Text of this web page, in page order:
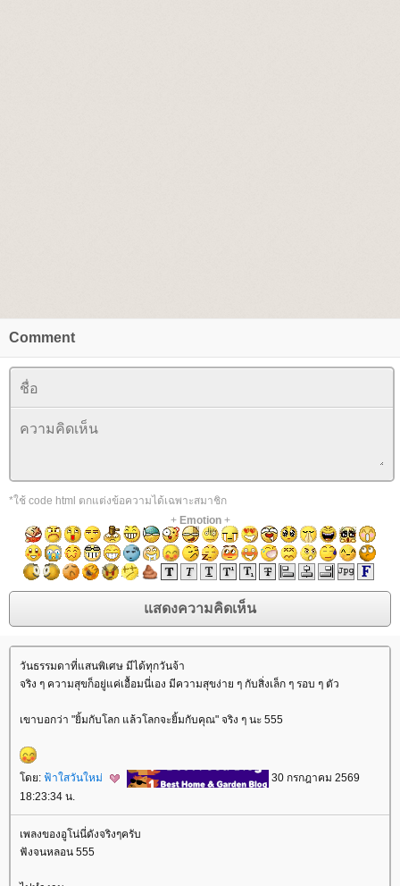
Comment
*ใช้ code html ตกแต่งข้อความได้เฉพาะสมาชิก
+ Emotion+
วันธรรมดาที่แสนพิเศษ มีได้ทุกวันจ้า
จริง ๆ ความสุขก็อยู่แค่เอื้อมนี่เอง มีความสุขง่าย ๆ กับสิ่งเล็ก ๆ รอบ ๆ ตัว
เขาบอกว่า "ยิ้มกับโลก แล้วโลกจะยิ้มกับคุณ" จริง ๆ นะ 555
ดย: ฟ้าใสวันใหม่
30 กรกฎาคม 2569
18:23:34 น.
เพลงของอูโน่นี่ดังจริงๆครับ
ฟังจนหลอน 555